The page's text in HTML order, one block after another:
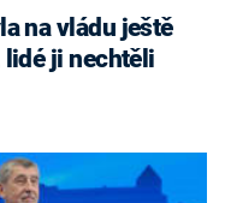
na vládu ještě
lidé ji nechtěli